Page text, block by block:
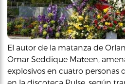
El autor de la matanza de
Omar Seddique Mateen,
explosivos en cuatro personas